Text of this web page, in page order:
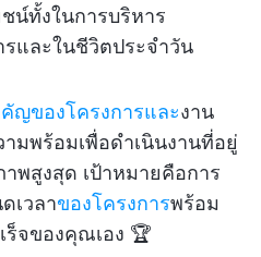
น์ทั้งในการบริหาร
รและในชีวิตประจำวัน
ญของโครงการและงาน
มพร้อมเพื่อดำเนินงานที่อยู่
พสูงสุด เป้าหมายคือการ
เวลาของโครงการพร้อม
ร็จของคุณเอง 🏆